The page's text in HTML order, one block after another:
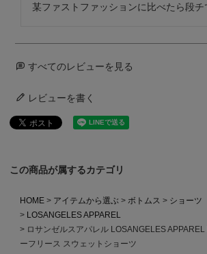
某ファストファッションに比べたら段チ
すべてのレビューを見る
レビューを書く
この商品が属するカテゴリ
HOME アイテムから選ぶ ボトムス
ショーツ
LOSANGELES APPAREL
ロサンゼルスアパレル LOSANGELES
ーフリース スウェットショーツ